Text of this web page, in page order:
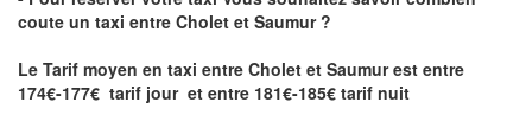
coute un taxi entre Cholet et Saumur ?
Le Tarif moyen en taxi entre Cholet et Saumur est entre
174€-177€ tarif jour et entre 181€-185€ tarif nuit